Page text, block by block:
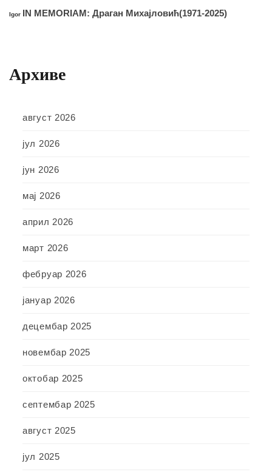
Igor IN MEMORIAM: Драган Михајловић(1971-2025)
Архиве
август 2026
јул 2026
јун 2026
мај 2026
април 2026
март 2026
фебруар 2026
јануар 2026
децембар 2025
новембар 2025
октобар 2025
септембар 2025
август 2025
јул 2025